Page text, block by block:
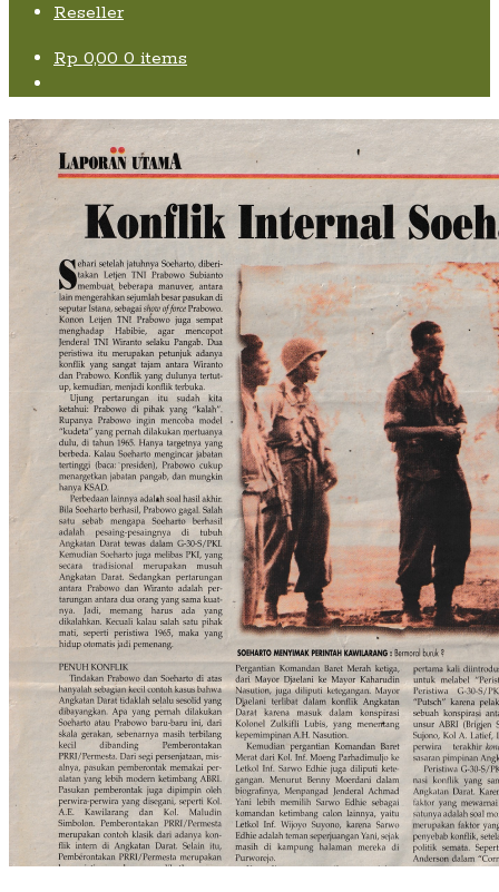
Reseller
Rp 0,00 0 items